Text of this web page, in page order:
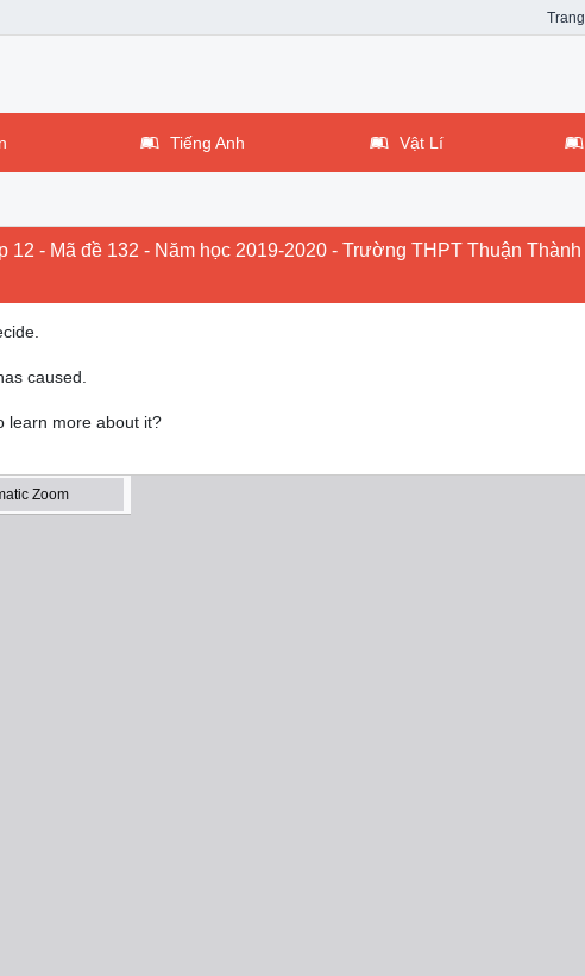
Tiếng Anh Vật Lí
- Mã đề 132 - Năm học 2019-2020 - Trường THPT Thuận Thành
caused.
learn more about it?